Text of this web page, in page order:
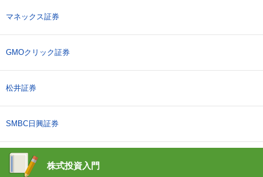
マネックス証券
GMOクリック証券
松井証券
SMBC日興証券
株式投資入門